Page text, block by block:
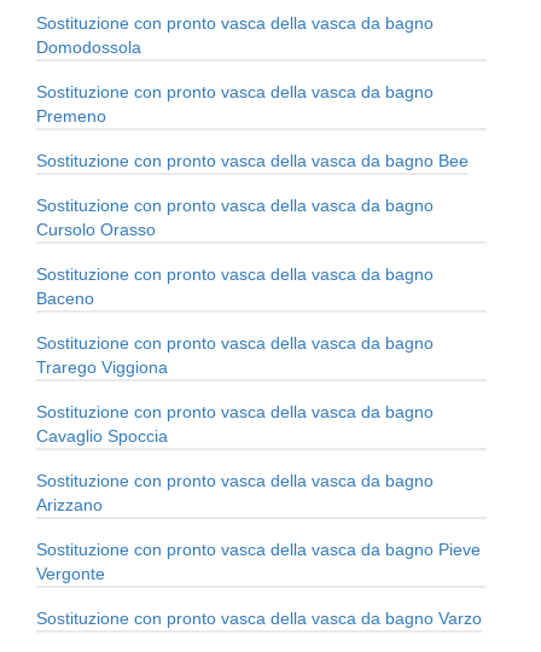
Sostituzione con pronto vasca della vasca da bagno
Domodossola
Sostituzione con pronto vasca della vasca da bagno
Premeno
Sostituzione con pronto vasca della vasca da bagno Bee
Sostituzione con pronto vasca della vasca da bagno
Cursolo Orasso
Sostituzione con pronto vasca della vasca da bagno
Baceno
Sostituzione con pronto vasca della vasca da bagno
Trarego Viggiona
Sostituzione con pronto vasca della vasca da bagno
Cavaglio Spoccia
Sostituzione con pronto vasca della vasca da bagno
Arizzano
Sostituzione con pronto vasca della vasca da bagno Pieve
Vergonte
Sostituzione con pronto vasca della vasca da bagno Varzo